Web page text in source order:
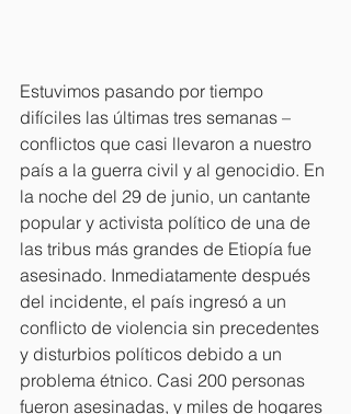
Estuvimos pasando por tiempo
difíciles las últimas tres semanas –
conflictos que casi llevaron a nuestro
país a la guerra civil y al genocidio. En
la noche del 29 de junio, un cantante
popular y activista político de una de
las tribus más grandes de Etiopía fue
asesinado. Inmediatamente después
del incidente, el país ingresó a un
conflicto de violencia sin precedentes
y disturbios políticos debido a un
problema étnico. Casi 200 personas
fueron asesinadas, y miles de hogares